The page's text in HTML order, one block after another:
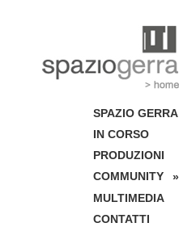
SPAZIO GERRA
IN CORSO
PRODUZIONI
COMMUNITY
»
MULTIMEDIA
CONTATTI